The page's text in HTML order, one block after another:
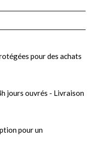
pour des achats
jours ouvrés - Livraison
pour un